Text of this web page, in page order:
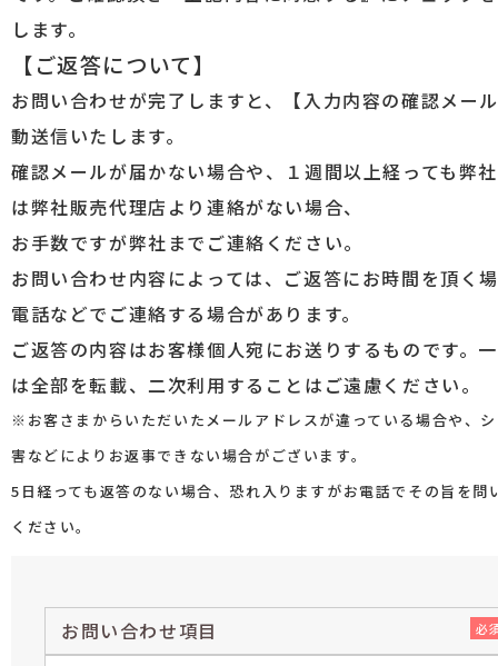
します。
【ご返答について】
お問い合わせが完了しますと、【入力内容の確認メー
動送信いたします。
確認メールが届かない場合や、１週間以上経っても弊
は弊社販売代理店より連絡がない場合、
お手数ですが弊社までご連絡ください。
お問い合わせ内容によっては、ご返答にお時間を頂く
電話などでご連絡する場合があります。
ご返答の内容はお客様個人宛にお送りするものです。
は全部を転載、二次利用することはご遠慮ください。
※お客さまからいただいたメールアドレスが違っている場合や、
害などによりお返事できない場合がございます。
5日経っても返答のない場合、恐れ入りますがお電話でその旨を問
ください。
お問い合わせ項目 必